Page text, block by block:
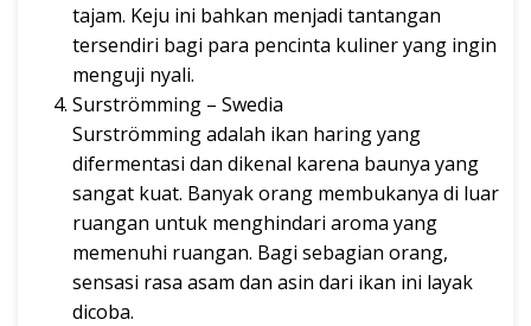
tajam. Keju ini bahkan menjadi tantangan
tersendiri bagi para pencinta kuliner yang ingin
menguji nyali.
Surströmming – Swedia
Surströmming adalah ikan haring yang
difermentasi dan dikenal karena baunya yang
sangat kuat. Banyak orang membukanya di luar
ruangan untuk menghindari aroma yang
memenuhi ruangan. Bagi sebagian orang,
sensasi rasa asam dan asin dari ikan ini layak
dicoba.